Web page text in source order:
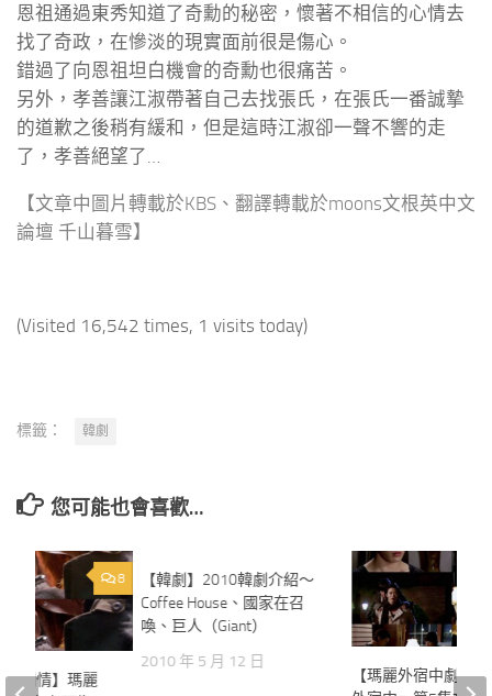
恩祖通過東秀知道了奇勳的秘密，懷著不相信的心情去
找了奇政，在慘淡的現實面前很是傷心。
錯過了向恩祖坦白機會的奇勳也很痛苦。
另外，孝善讓江淑帶著自己去找張氏，在張氏一番誠摯
的道歉之後稍有緩和，但是這時江淑卻一聲不響的走
了，孝善絕望了…
【文章中圖片轉載於KBS、翻譯轉載於moons文根英中文
論壇 千山暮雪】
(Visited 16,542 times, 1 visits today)
標籤： 韓劇
您可能也會喜歡…
【韓劇】2010韓劇介紹～
Coffee House、國家在召
喚、巨人（Giant）
2010 年 5 月 12 日
【瑪麗外宿中劇情
8
中劇情】瑪麗